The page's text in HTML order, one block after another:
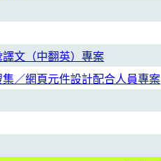
譯文（中翻英）專案
集／網頁元件設計配合人員專案